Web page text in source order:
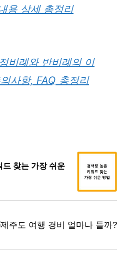
용 상세 총정리
비례와 반비례의 이
사항, FAQ 총정리
드 찾는 가장 쉬운